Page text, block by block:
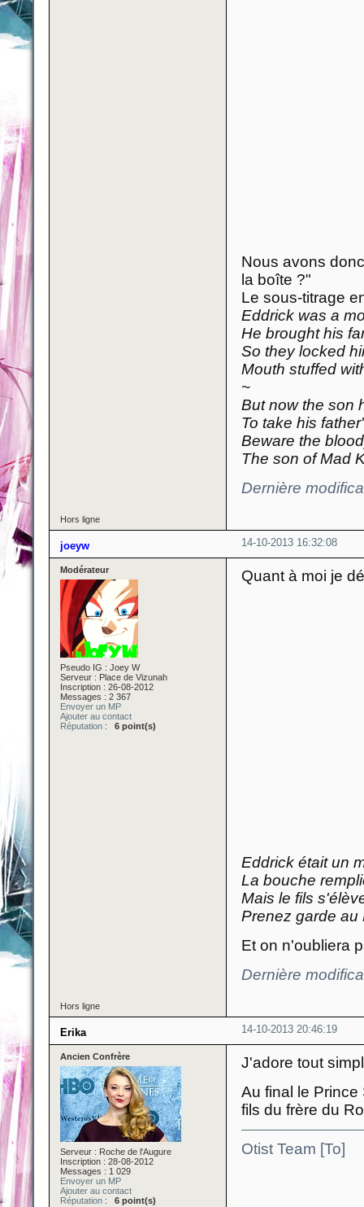
Nous avons
la boîte ?"
Le sous-titrage
Eddrick was a
He brought his
So they locked
Mouth stuffed
~
But now the son
To take his
Beware the
The son of Mad
Dernière
Hors ligne
14-10-2013 16:32:08
joeyw
Modérateur
Pseudo IG : Joey W
Serveur : Place de Vizunah
Inscription : 26-08-2012
Messages : 2 367
Envoyer un MP
Ajouter au contact
Réputation : 6 point(s)
Quant à moi je
Eddrick était un
La bouche
Mais le fils
Prenez garde au
Et on n'oubliera
Dernière
Hors ligne
14-10-2013 20:46:19
Erika
Ancien Confrère
Serveur : Roche de l'Augure
Inscription : 28-08-2012
Messages : 1 029
Envoyer un MP
Ajouter au contact
Réputation : 6 point(s)
J'adore tout
Au final le
fils du frère du
Otist Team [To]